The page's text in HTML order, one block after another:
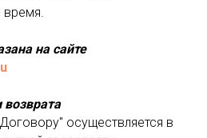
время.
на сайте
возврата
осуществляется в